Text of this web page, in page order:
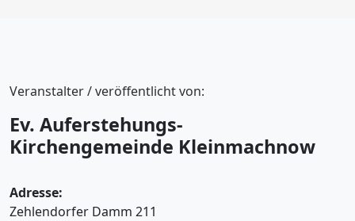
Veranstalter / veröffentlicht von:
Ev. Auferstehungs-
Kirchengemeinde Kleinmachnow
Adresse:
Zehlendorfer Damm 211